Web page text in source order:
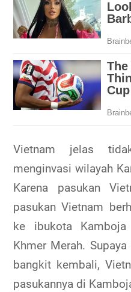
Vietnam jelas
menginvasi wilayah
Karena pasukan
pasukan Vietnam
ke ibukota
Khmer Merah.
bangkit kembali,
pasukannya di